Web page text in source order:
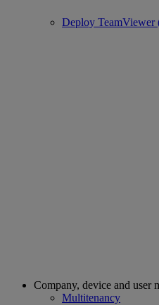
Deploy
Company, device and user
Multitenancy